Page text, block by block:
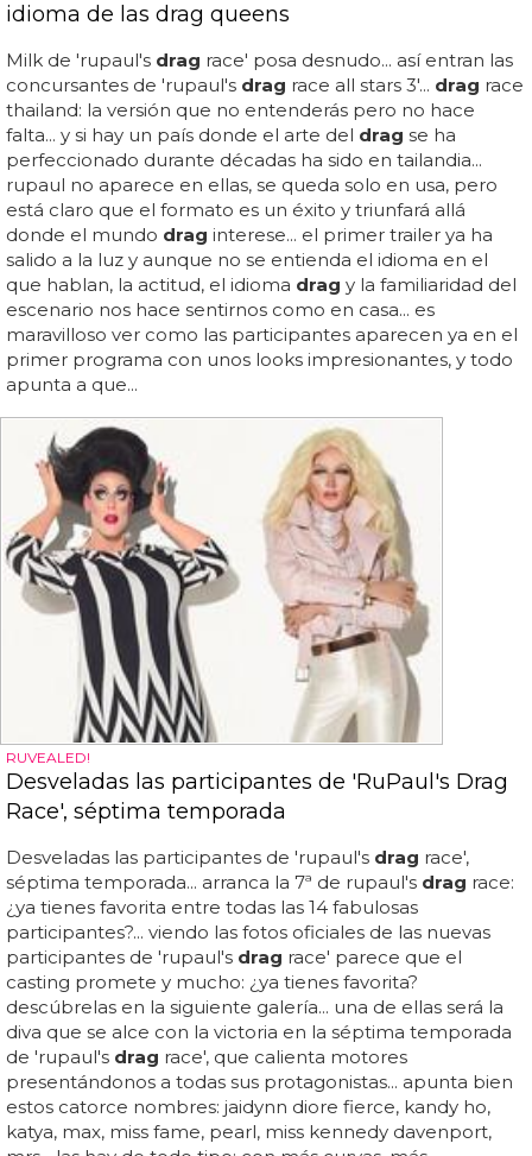
idioma de las drag queens
Milk de 'rupaul's drag race' posa desnudo... así entran las
concursantes de 'rupaul's drag race all stars 3'... drag race
thailand: la versión que no entenderás pero no hace
falta... y si hay un país donde el arte del drag se ha
perfeccionado durante décadas ha sido en tailandia...
rupaul no aparece en ellas, se queda solo en usa, pero
está claro que el formato es un éxito y triunfará allá
donde el mundo drag interese... el primer trailer ya ha
salido a la luz y aunque no se entienda el idioma en el
que hablan, la actitud, el idioma drag y la familiaridad del
escenario nos hace sentirnos como en casa... es
maravilloso ver como las participantes aparecen ya en el
primer programa con unos looks impresionantes, y todo
apunta a que...
RUVEALED!
Desveladas las participantes de 'RuPaul's Drag
Race', séptima temporada
Desveladas las participantes de 'rupaul's drag race',
séptima temporada... arranca la 7ª de rupaul's drag race:
¿ya tienes favorita entre todas las 14 fabulosas
participantes?... viendo las fotos oficiales de las nuevas
participantes de 'rupaul's drag race' parece que el
casting promete y mucho: ¿ya tienes favorita?
descúbrelas en la siguiente galería... una de ellas será la
diva que se alce con la victoria en la séptima temporada
de 'rupaul's drag race', que calienta motores
presentándonos a todas sus protagonistas... apunta bien
estos catorce nombres: jaidynn diore fierce, kandy ho,
katya, max, miss fame, pearl, miss kennedy davenport,